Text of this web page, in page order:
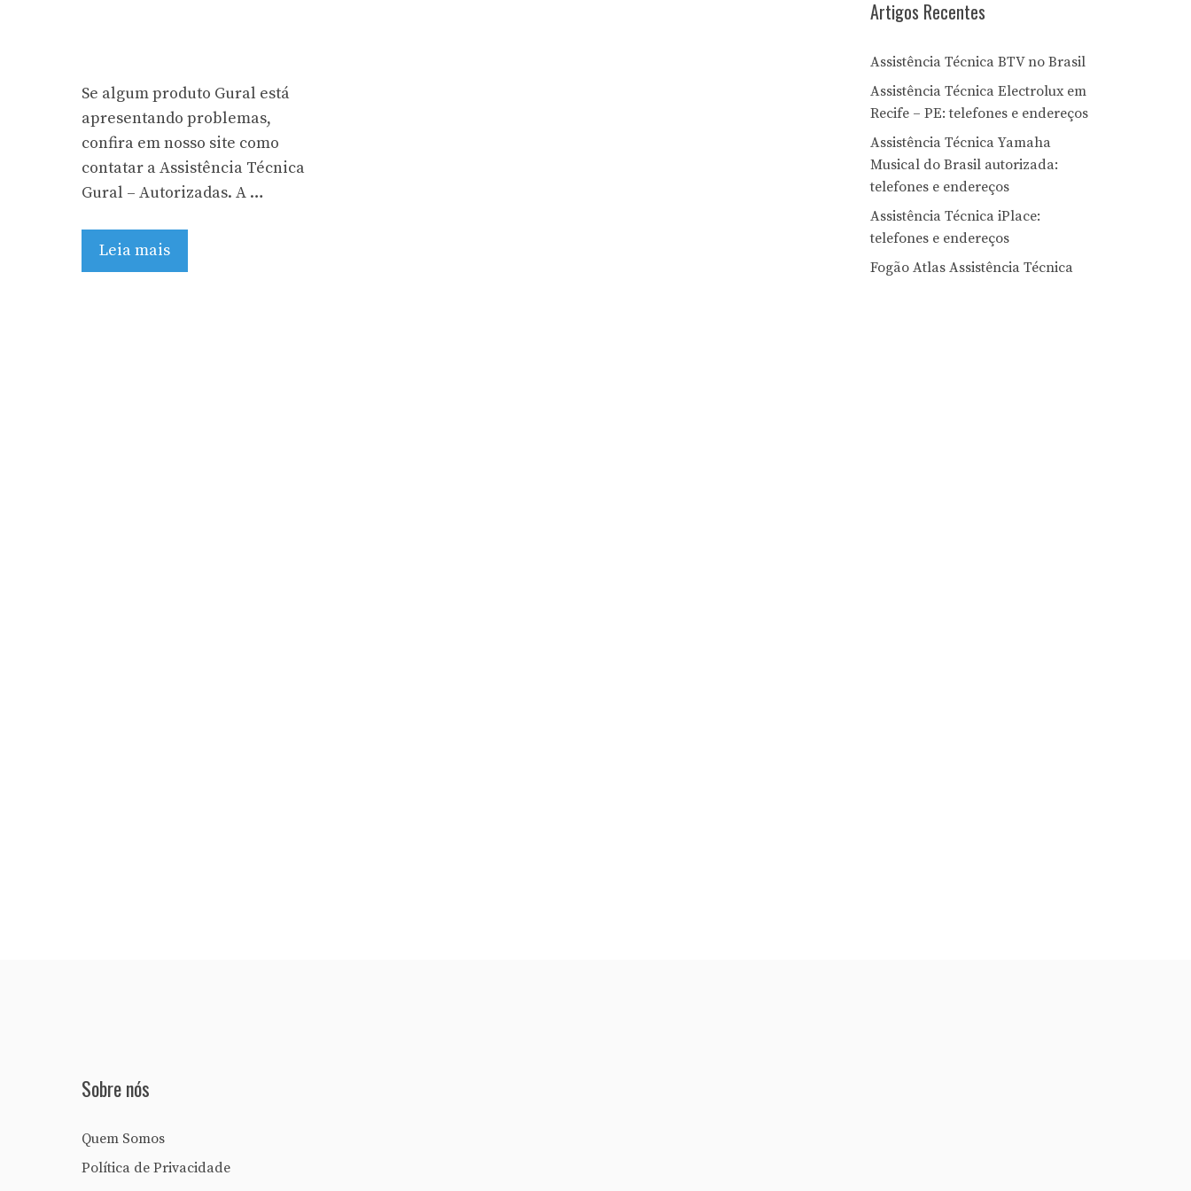
Se algum produto Gural está
apresentando problemas,
confira em nosso site como
contatar a Assistência Técnica
Gural – Autorizadas. A …
Leia mais
Artigos Recentes
Assistência Técnica BTV no Brasil
Assistência Técnica Electrolux em
Recife – PE: telefones e endereços
Assistência Técnica Yamaha
Musical do Brasil autorizada:
telefones e endereços
Assistência Técnica iPlace:
telefones e endereços
Fogão Atlas Assistência Técnica
Sobre nós
Quem Somos
Política de Privacidade